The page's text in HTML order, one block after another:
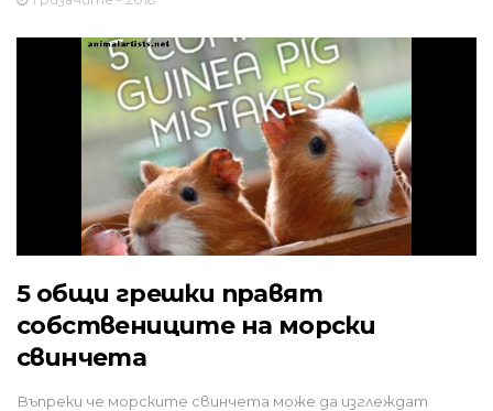
5 общи грешки правят
собствениците на морски
свинчета
Въпреки че морските свинчета може да изглеждат